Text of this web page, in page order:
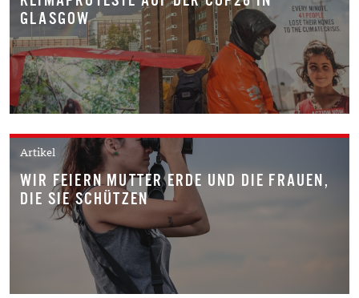
GLASGOW
Artikel
WIR FEIERN MUTTER ERDE UND DIE FRAUEN,
DIE SIE SCHÜTZEN